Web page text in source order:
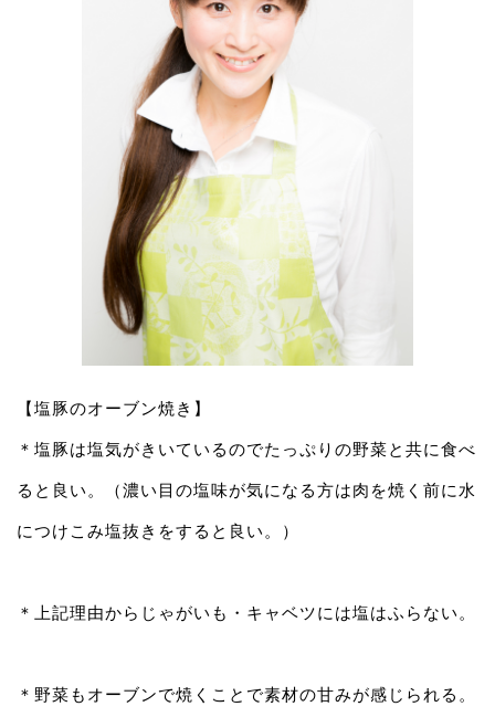
【塩豚のオーブン焼き】
＊塩豚は塩気がきいているのでたっぷりの野菜と共に食べ
ると良い。（濃い目の塩味が気になる方は肉を焼く前に水
につけこみ塩抜きをすると良い。）
＊上記理由からじゃがいも・キャベツには塩はふらない。
＊野菜もオーブンで焼くことで素材の甘みが感じられる。